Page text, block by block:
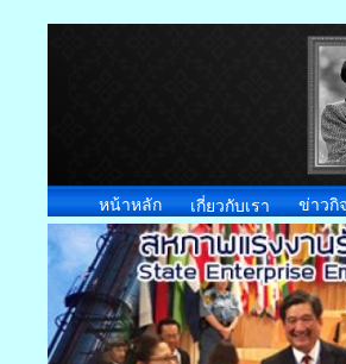
หน้าหลัก เกี่ยวกับเรา ข่าวกิ